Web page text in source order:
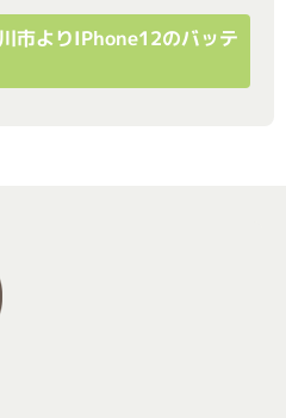
市よりiPhone12のバッテ